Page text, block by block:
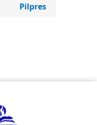
Pilpres